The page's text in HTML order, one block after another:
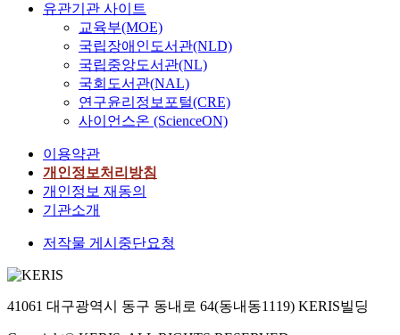
유관기관 사이트
교육부(MOE)
국립장애인도서관(NLD)
국립중앙도서관(NL)
국회도서관(NAL)
연구윤리정보포털(CRE)
사이언스온 (ScienceON)
이용약관
개인정보처리방침
개인정보 재동의
기관소개
저작물 게시중단요청
41061 대구광역시 동구 동내로 64(동내동1119) KERIS빌딩